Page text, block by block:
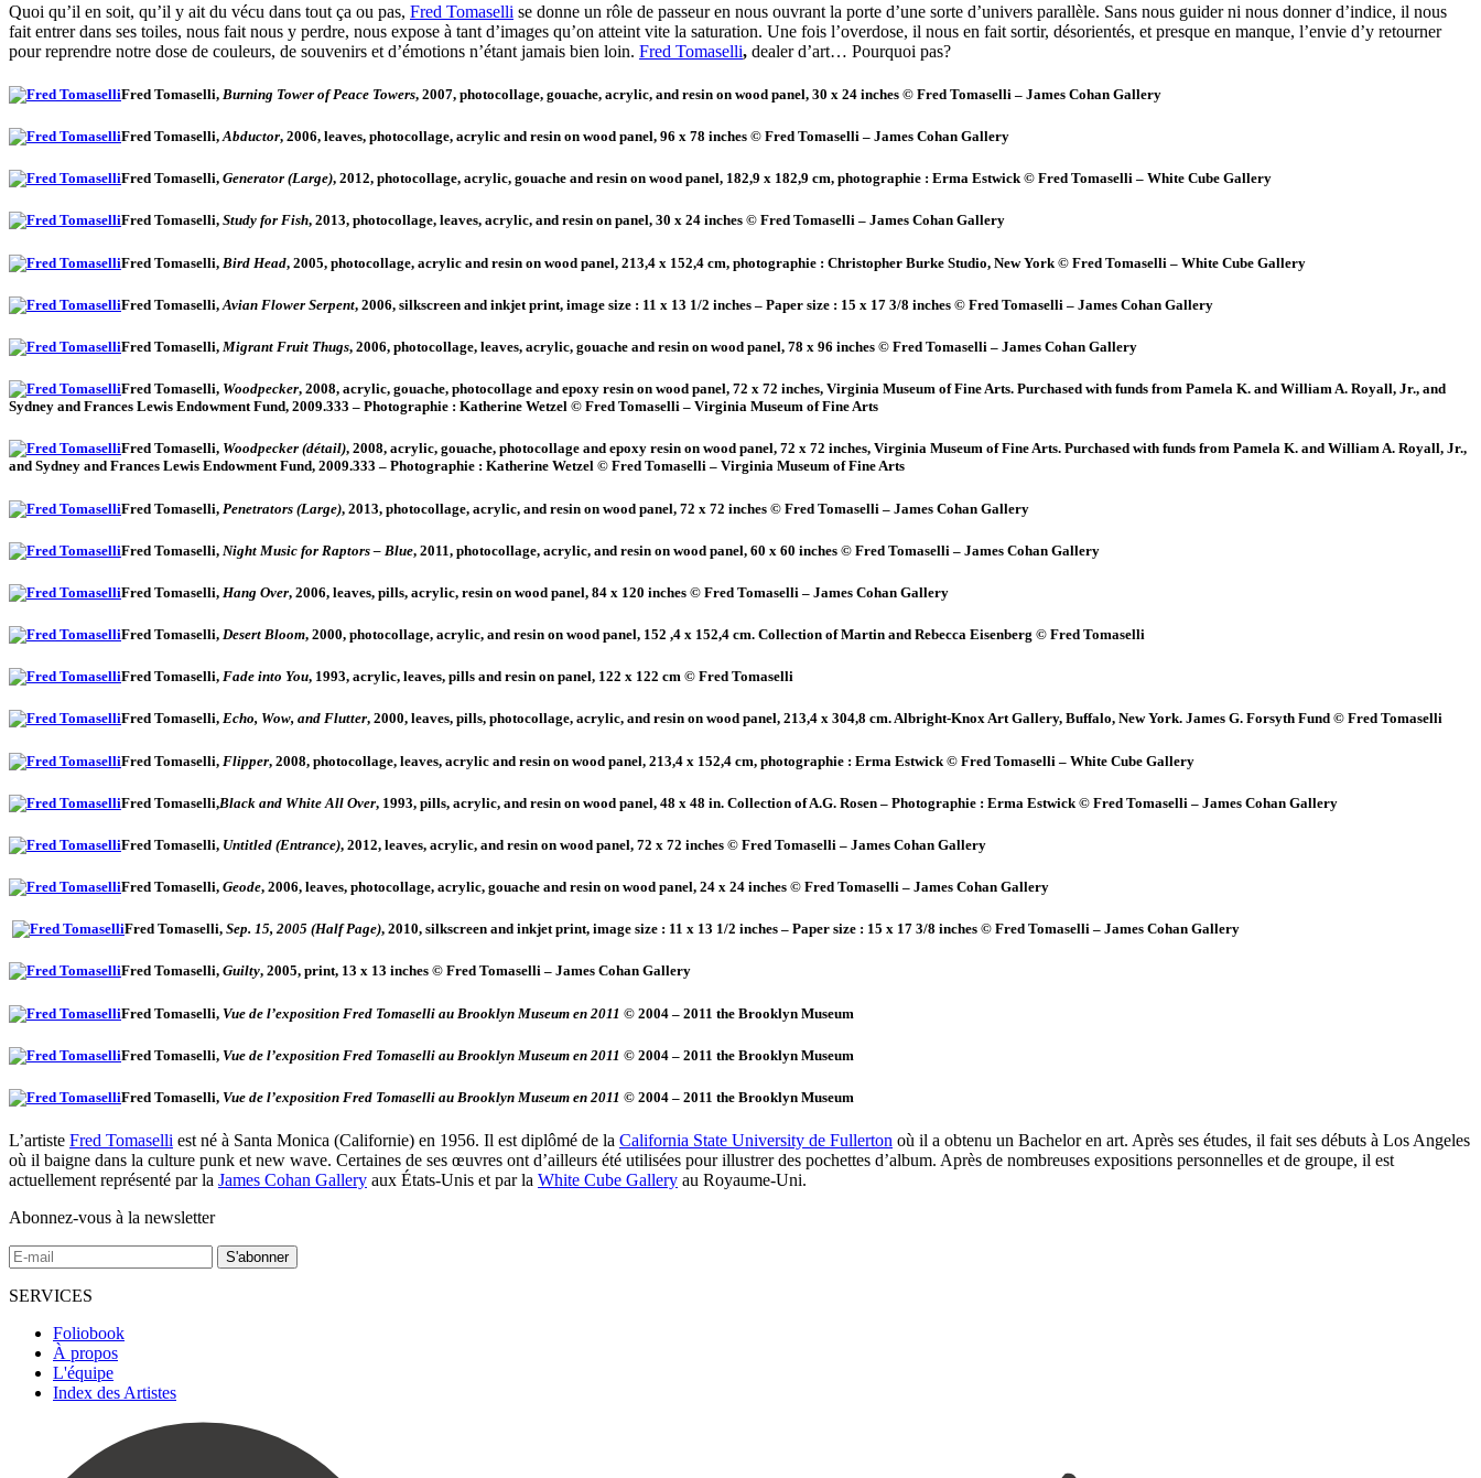
Quoi qu’il en soit, qu’il y ait du vécu dans tout ça ou pas, Fred Tomaselli se donne un rôle de passeur en nous ouvrant la porte d’une sorte d’univers parallèle. Sans nous guider ni nous donner d’indice, il nous
fait entrer dans ses toiles, nous fait nous y perdre, nous expose à tant d’images qu’on atteint vite la saturation. Une fois l’overdose, il nous en fait sortir, désorientés, et presque en manque, l’envie d’y retourner
pour reprendre notre dose de couleurs, de souvenirs et d’émotions n’étant jamais bien loin. Fred Tomaselli, dealer d’art… Pourquoi pas?
Fred Tomaselli, Burning Tower of Peace Towers, 2007, photocollage, gouache, acrylic, and resin on wood panel, 30 x 24 inches © Fred Tomaselli – James Cohan Gallery
Fred Tomaselli,Abductor, 2006, leaves, photocollage, acrylic and resin on wood panel, 96 x 78 inches © Fred Tomaselli – James Cohan Gallery
Fred Tomaselli, Generator (Large), 2012, photocollage, acrylic, gouache and resin on wood panel, 182,9 x 182,9 cm, photographie : Erma Estwick © Fred Tomaselli – White Cube Gallery
Fred Tomaselli, Study for Fish, 2013, photocollage, leaves, acrylic, and resin on panel, 30 x 24 inches © Fred Tomaselli – James Cohan Gallery
Fred Tomaselli, Bird Head, 2005, photocollage, acrylic and resin on wood panel, 213,4 x 152,4 cm, photographie : Christopher Burke Studio, New York © Fred Tomaselli – White Cube Gallery
Fred Tomaselli, Avian Flower Serpent, 2006, silkscreen and inkjet print, image size : 11 x 13 1/2 inches – Paper size : 15 x 17 3/8 inches © Fred Tomaselli – James Cohan Gallery
Fred Tomaselli, Migrant Fruit Thugs, 2006, photocollage, leaves, acrylic, gouache and resin on wood panel, 78 x 96 inches © Fred Tomaselli – James Cohan Gallery
Fred Tomaselli, Woodpecker, 2008, acrylic, gouache, photocollage and epoxy resin on wood panel, 72 x 72 inches, Virginia Museum of Fine Arts. Purchased with funds from Pamela K. and William A. Royall, Jr., and
Sydney and Frances Lewis Endowment Fund, 2009.333 – Photographie : Katherine Wetzel © Fred Tomaselli – Virginia Museum of Fine Arts
Fred Tomaselli, Woodpecker (détail), 2008, acrylic, gouache, photocollage and epoxy resin on wood panel, 72 x 72 inches, Virginia Museum of Fine Arts. Purchased with funds from Pamela K. and William A. Royall, Jr.,
and Sydney and Frances Lewis Endowment Fund, 2009.333 – Photographie : Katherine Wetzel © Fred Tomaselli – Virginia Museum of Fine Arts
Fred Tomaselli, Penetrators (Large), 2013, photocollage, acrylic, and resin on wood panel, 72 x 72 inches © Fred Tomaselli – James Cohan Gallery
Fred Tomaselli, Night Music for Raptors – Blue, 2011, photocollage, acrylic, and resin on wood panel, 60 x 60 inches © Fred Tomaselli – James Cohan Gallery
Fred Tomaselli, Hang Over, 2006, leaves, pills, acrylic, resin on wood panel, 84 x 120 inches © Fred Tomaselli – James Cohan Gallery
Fred Tomaselli, Desert Bloom, 2000, photocollage, acrylic, and resin on wood panel, 152 ,4 x 152,4 cm. Collection of Martin and Rebecca Eisenberg © Fred Tomaselli
Fred Tomaselli, Fade into You, 1993, acrylic, leaves, pills and resin on panel, 122 x 122 cm © Fred Tomaselli
Fred Tomaselli, Echo, Wow, and Flutter, 2000, leaves, pills, photocollage, acrylic, and resin on wood panel, 213,4 x 304,8 cm. Albright-Knox Art Gallery, Buffalo, New York. James G. Forsyth Fund © Fred Tomaselli
Fred Tomaselli, Flipper, 2008, photocollage, leaves, acrylic and resin on wood panel, 213,4 x 152,4 cm, photographie : Erma Estwick © Fred Tomaselli – White Cube Gallery
Fred Tomaselli,Black and White All Over, 1993, pills, acrylic, and resin on wood panel, 48 x 48 in. Collection of A.G. Rosen – Photographie : Erma Estwick © Fred Tomaselli – James Cohan Gallery
Fred Tomaselli, Untitled (Entrance), 2012, leaves, acrylic, and resin on wood panel, 72 x 72 inches © Fred Tomaselli – James Cohan Gallery
Fred Tomaselli, Geode, 2006, leaves, photocollage, acrylic, gouache and resin on wood panel, 24 x 24 inches © Fred Tomaselli – James Cohan Gallery
Fred Tomaselli, Sep. 15, 2005 (Half Page), 2010, silkscreen and inkjet print, image size : 11 x 13 1/2 inches – Paper size : 15 x 17 3/8 inches © Fred Tomaselli – James Cohan Gallery
Fred Tomaselli, Guilty, 2005, print, 13 x 13 inches © Fred Tomaselli – James Cohan Gallery
Fred Tomaselli, Vue de l’exposition Fred Tomaselli au Brooklyn Museum en 2011 © 2004 – 2011 the Brooklyn Museum
Fred Tomaselli, Vue de l’exposition Fred Tomaselli au Brooklyn Museum en 2011 © 2004 – 2011 the Brooklyn Museum
Fred Tomaselli, Vue de l’exposition Fred Tomaselli au Brooklyn Museum en 2011 © 2004 – 2011 the Brooklyn Museum
L’artiste Fred Tomaselli est né à Santa Monica (Californie) en 1956. Il est diplômé de la California State University de Fullerton où il a obtenu un Bachelor en art. Après ses études, il fait ses débuts à Los Angeles
où il baigne dans la culture punk et new wave. Certaines de ses œuvres ont d’ailleurs été utilisées pour illustrer des pochettes d’album. Après de nombreuses expositions personnelles et de groupe, il est
actuellement représenté par la James Cohan Gallery aux États-Unis et par la White Cube Gallery au Royaume-Uni.
Abonnez-vous à la newsletter
SERVICES
Foliobook
À propos
L'équipe
Index des Artistes